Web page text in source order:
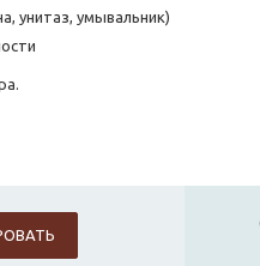
унитаз, умывальник)